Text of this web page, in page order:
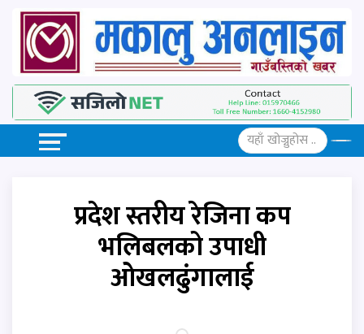
प्रदेश स्तरीय रेजिना कप
भलिबलको उपाधी
ओखलढुंगालाई